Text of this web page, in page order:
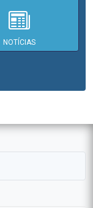
NOTÍCIAS